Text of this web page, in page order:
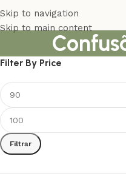
Skip to navigation
Skip to main content
Filter By Price
Filtrar